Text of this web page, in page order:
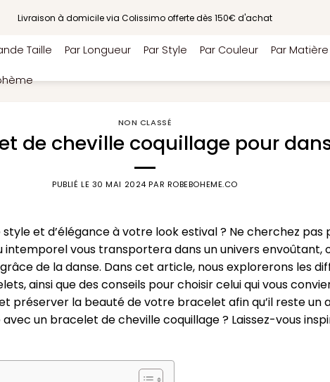
Livraison à domicile via Colissimo offerte dès 150€ d'achat
Taille Par Longueur Par Style Par Couleur Par Matière
NON CLASSÉ
de cheville coquillage pour
PUBLIÉ LE 30 MAI 2024 PAR ROBEBOHEME.CO
et d’élégance à votre look estival ? Ne cherchez
intemporel vous transportera dans un univers envoûtant,
de la danse. Dans cet article, nous explorerons les
ainsi que des conseils pour choisir celui qui vous
préserver la beauté de votre bracelet afin qu’il reste un
un bracelet de cheville coquillage ? Laissez-vous